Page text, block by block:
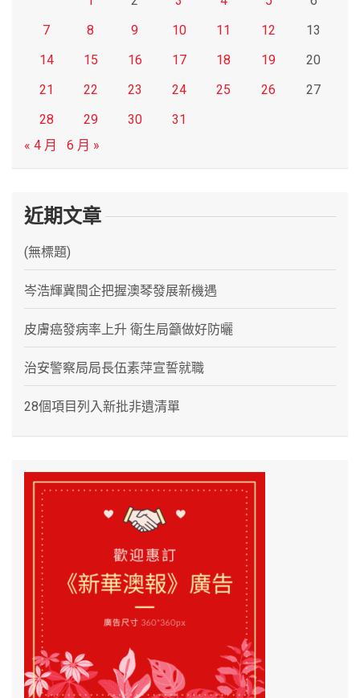
7
8 9 10 11 12
13
14
15 16 17 18 19
20
21
22 23 24 25 26
27
28
29 30
31
« 4 月
6 月 »
近期文章
(無標題)
岑浩輝冀閩企把握澳琴發展新機遇
皮膚癌發病率上升 衛生局籲做好防曬
治安警察局局長伍素萍宣誓就職
28個項目列入新批非遺清單